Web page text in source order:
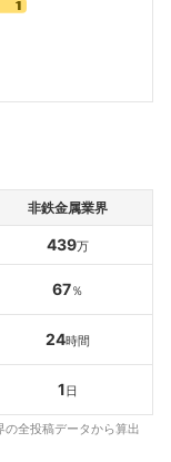
非鉄金属業界
439万
67％
24時間
1日
全投稿データから算出